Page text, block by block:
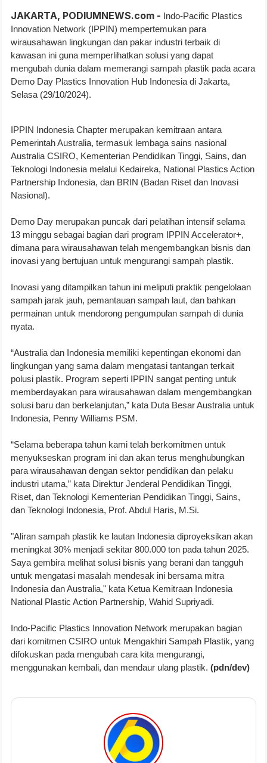
JAKARTA, PODIUMNEWS.com -
Indo-Pacific Plastics
Innovation Network (IPPIN) mempertemukan para
wirausahawan lingkungan dan pakar industri terbaik di
kawasan ini guna memperlihatkan solusi yang dapat
mengubah dunia dalam memerangi sampah plastik pada acara
Demo Day Plastics Innovation Hub Indonesia di Jakarta,
Selasa (29/10/2024).
IPPIN Indonesia Chapter merupakan kemitraan antara
Pemerintah Australia, termasuk lembaga sains nasional
Australia CSIRO, Kementerian Pendidikan Tinggi, Sains, dan
Teknologi Indonesia melalui Kedaireka, National Plastics Action
Partnership Indonesia, dan BRIN (Badan Riset dan Inovasi
Nasional).
Demo Day merupakan puncak dari pelatihan intensif selama
13 minggu sebagai bagian dari program IPPIN Accelerator+,
dimana para wirausahawan telah mengembangkan bisnis dan
inovasi yang bertujuan untuk mengurangi sampah plastik.
Inovasi yang ditampilkan tahun ini meliputi praktik pengelolaan
sampah jarak jauh, pemantauan sampah laut, dan bahkan
permainan untuk mendorong pengumpulan sampah di dunia
nyata.
“Australia dan Indonesia memiliki kepentingan ekonomi dan
lingkungan yang sama dalam mengatasi tantangan terkait
polusi plastik. Program seperti IPPIN sangat penting untuk
memberdayakan para wirausahawan dalam mengembangkan
solusi baru dan berkelanjutan,” kata Duta Besar Australia untuk
Indonesia, Penny Williams PSM.
“Selama beberapa tahun kami telah berkomitmen untuk
menyukseskan program ini dan akan terus menghubungkan
para wirausahawan dengan sektor pendidikan dan pelaku
industri utama,” kata Direktur Jenderal Pendidikan Tinggi,
Riset, dan Teknologi Kementerian Pendidikan Tinggi, Sains,
dan Teknologi Indonesia, Prof. Abdul Haris, M.Si.
"Aliran sampah plastik ke lautan Indonesia diproyeksikan akan
meningkat 30% menjadi sekitar 800.000 ton pada tahun 2025.
Saya gembira melihat solusi bisnis yang berani dan tangguh
untuk mengatasi masalah mendesak ini bersama mitra
Indonesia dan Australia," kata Ketua Kemitraan Indonesia
National Plastic Action Partnership, Wahid Supriyadi.
Indo-Pacific Plastics Innovation Network merupakan bagian
dari komitmen CSIRO untuk Mengakhiri Sampah Plastik, yang
difokuskan pada mengubah cara kita mengurangi,
menggunakan kembali, dan mendaur ulang plastik. (pdn/dev)